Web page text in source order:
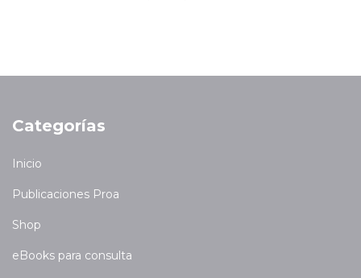
Categorías
Inicio
Publicaciones Proa
Shop
eBooks para consulta